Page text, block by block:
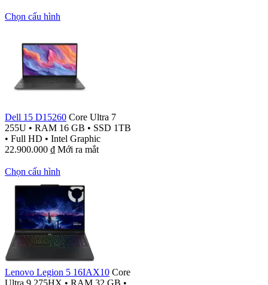
Chọn cấu hình
Dell 15 D15260 Core Ultra 7
255U • RAM 16 GB • SSD 1TB
• Full HD • Intel Graphic
22.900.000 ₫ Mới ra mắt
Chọn cấu hình
Lenovo Legion 5 16IAX10 Core
Ultra 9 275HX • RAM 32 GB •